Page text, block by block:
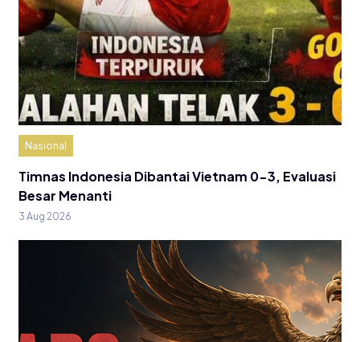
Nasional
Timnas Indonesia Dibantai Vietnam 0-3, Evaluasi
Besar Menanti
3 Aug 2026